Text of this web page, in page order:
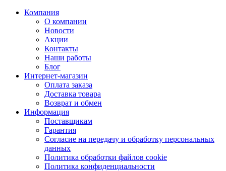
Компания
О компании
Новости
Акции
Контакты
Наши работы
Блог
Интернет-магазин
Оплата заказа
Доставка товара
Возврат и обмен
Информация
Поставщикам
Гарантия
Согласие на передачу и обработку персональных
данных
Политика обработки файлов cookie
Политика конфиденциальности